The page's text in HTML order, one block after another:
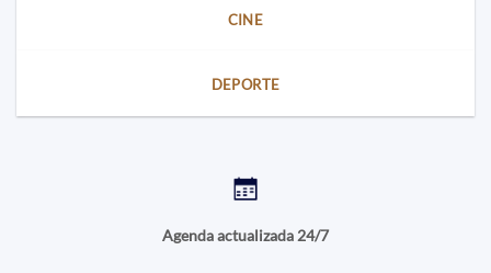
CINE
DEPORTE
Agenda actualizada 24/7